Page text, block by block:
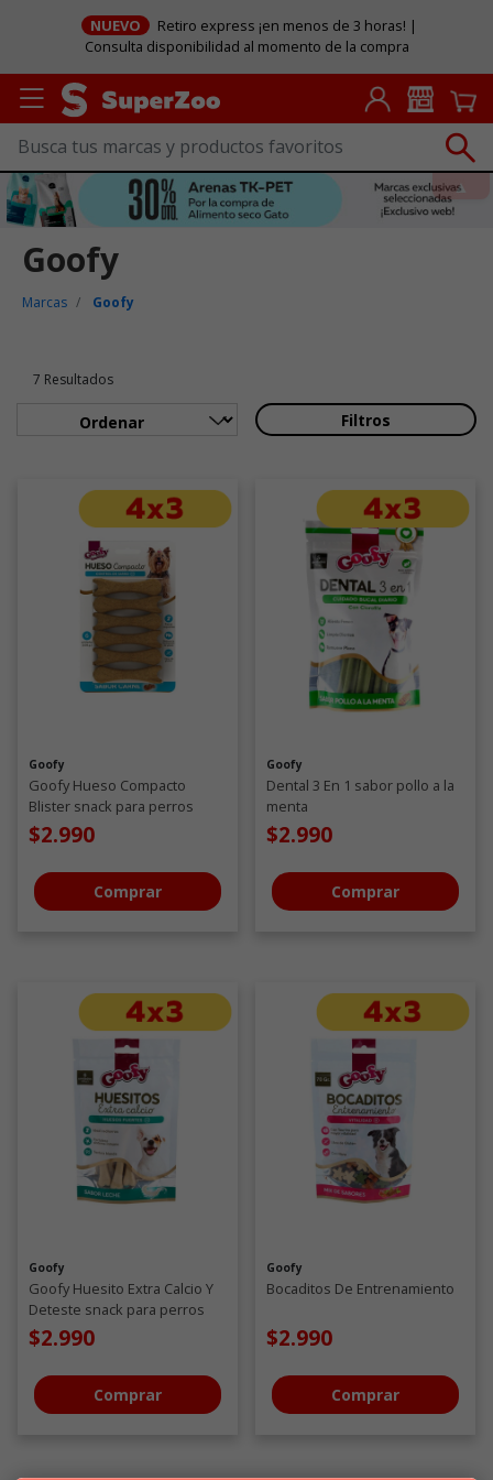
NUEVO
Retiro express ¡en menos de 3 horas! |
Consulta disponibilidad al momento de la compra
Goofy
Marcas Goofy
7 Resultados
Filtros
Goofy
Goofy Hueso Compacto
Blister snack para perros
$2.990
Comprar
Goofy
Dental 3 En 1 sabor pollo a la
menta
$2.990
Comprar
Goofy
Goofy Huesito Extra Calcio Y
Deteste snack para perros
$2.990
Comprar
Goofy
Bocaditos De Entrenamiento
$2.990
Comprar